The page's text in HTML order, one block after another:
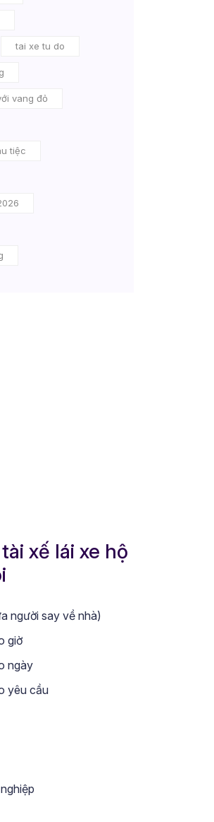
tai xe tu do
vang đỏ
tiệc
xế lái xe hộ
người say về nhà)
giờ
ngày
yêu cầu